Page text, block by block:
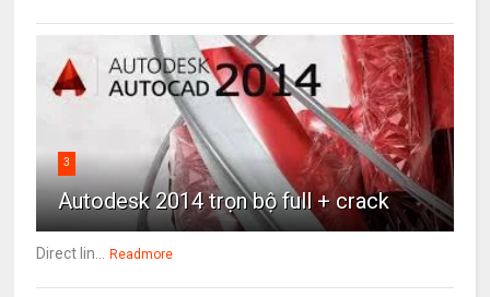
3
Autodesk 2014 trọn bộ full + crack
Direct lin... Readmore